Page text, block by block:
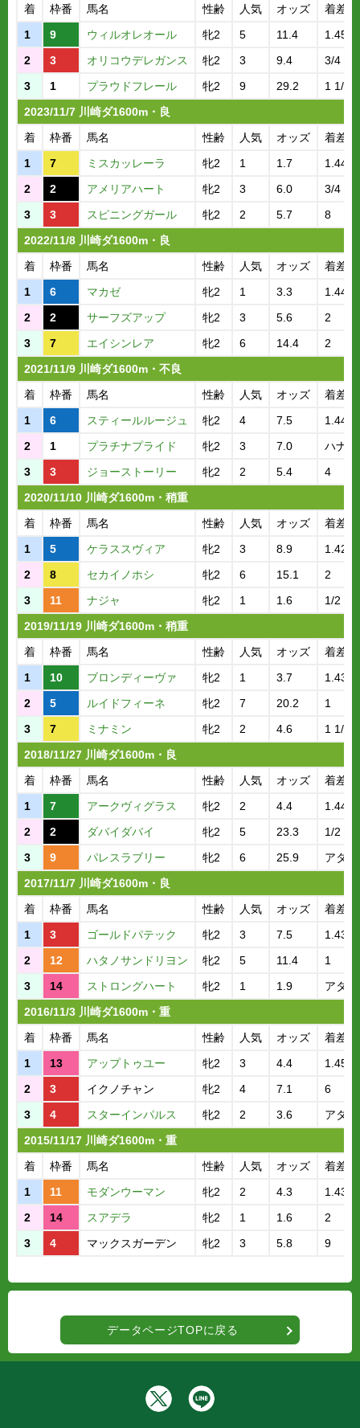
着
枠番 馬名 性齢 人気 オッズ
着差
1
9 ウィルオレオール 牝2 5 11.4
1.45.1
2
3 オリコウデレガンス 牝2 3 9.4
3/4
3
1 プラウドフレール 牝2 9 29.2
1 1/2
2023/11/7 川崎ダ1600m・良
着
枠番 馬名 性齢 人気 オッズ
着差
1
7 ミスカッレーラ 牝2 1 1.7
1.44.0
2
2 アメリアハート 牝2 3 6.0
3/4
3
3 スピニングガール 牝2 2 5.7
8
2022/11/8 川崎ダ1600m・良
着
枠番 馬名 性齢 人気 オッズ
着差
1
6 マカゼ 牝2 1 3.3
1.44.6
2
2 サーフズアップ 牝2 3 5.6
2
3
7 エイシンレア 牝2 6 14.4
2
2021/11/9 川崎ダ1600m・不良
着
枠番 馬名 性齢 人気 オッズ
着差
1
6 スティールルージュ 牝2 4 7.5
1.44.5
2
1 プラチナプライド 牝2 3 7.0
ハナ
3
3 ジョーストーリー 牝2 2 5.4
4
2020/11/10 川崎ダ1600m・稍重
着
枠番 馬名 性齢 人気 オッズ
着差
1
5 ケラススヴィア 牝2 3 8.9
1.42.9
2
8 セカイノホシ 牝2 6 15.1
2
3
11 ナジャ 牝2 1 1.6
1/2
2019/11/19 川崎ダ1600m・稍重
着
枠番 馬名 性齢 人気 オッズ
着差
1
10 ブロンディーヴァ 牝2 1 3.7
1.43.4
2
5 ルイドフィーネ 牝2 7 20.2
1
3
7 ミナミン 牝2 2 4.6
1 1/2
2018/11/27 川崎ダ1600m・良
着
枠番 馬名 性齢 人気 オッズ
着差
1
7 アークヴィグラス 牝2 2 4.4
1.44.1
2
2 ダバイダバイ 牝2 5 23.3
1/2
3
9 パレスラブリー 牝2 6 25.9
アタマ
2017/11/7 川崎ダ1600m・良
着
枠番 馬名 性齢 人気 オッズ
着差
1
3 ゴールドパテック 牝2 3 7.5
1.43.9
2
12 ハタノサンドリヨン 牝2 5 11.4
1
3
14 ストロングハート 牝2 1 1.9
アタマ
2016/11/3 川崎ダ1600m・重
着
枠番 馬名 性齢 人気 オッズ
着差
1
13 アップトゥユー 牝2 3 4.4
1.45.9
2
3 イクノチャン 牝2 4 7.1
6
3
4 スターインパルス 牝2 2 3.6
アタマ
2015/11/17 川崎ダ1600m・重
着
枠番 馬名 性齢 人気 オッズ
着差
1
11 モダンウーマン 牝2 2 4.3
1.43.4
2
14 スアデラ 牝2 1 1.6
2
3
4 マックスガーデン 牝2 3 5.8 9
データページTOPに戻る